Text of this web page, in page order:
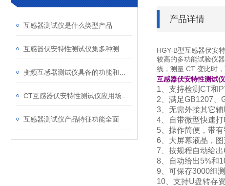
互感器测试仪是什么类型产品
互感器测试仪产品特征功能全面
产品详情
HGY-B型互感器伏安
较高的多功能试验仪
线，测量 CT 变比时
互感器伏安特性测试
1、支持检测CT和
2、满足GB1207、
3、无需外接其它辅
4、自带微型快速打
5、操作简便，带
6、大屏幕液晶，图
7、按规程自动给出
8、自动给出5%和
9、可保存3000组
10、支持U盘转存